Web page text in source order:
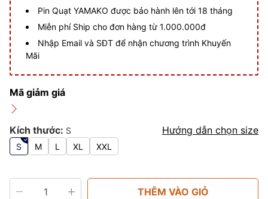
Pin Quạt YAMAKO được bảo hành lên tới 18 tháng
Miễn phí Ship cho đơn hàng từ 1.000.000đ
Nhập Email và SĐT để nhận chương trình Khuyến
Mãi
Mã giảm giá
Kích thước: S Hướng dẫn chọn size
S M L XL XXL
THÊM VÀO GIỎ